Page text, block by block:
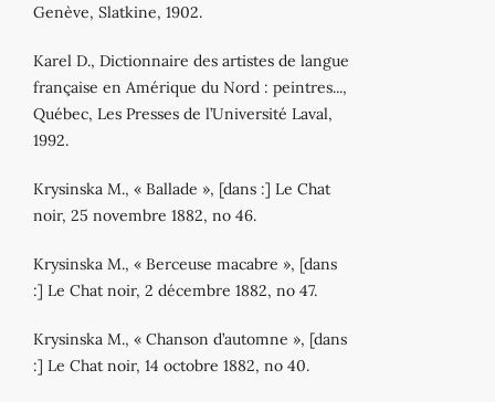
Genève, Slatkine, 1902.
Karel D., Dictionnaire des artistes de langue
française en Amérique du Nord : peintres...,
Québec, Les Presses de l’Université Laval,
1992.
Krysinska M., « Ballade », [dans :] Le Chat
noir, 25 novembre 1882, no 46.
Krysinska M., « Berceuse macabre », [dans
:] Le Chat noir, 2 décembre 1882, no 47.
Krysinska M., « Chanson d’automne », [dans
:] Le Chat noir, 14 octobre 1882, no 40.